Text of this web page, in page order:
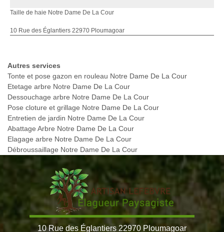
Taille de haie Notre Dame De La Cour
10 Rue des Églantiers 22970 Ploumagoar
Autres services
Tonte et pose gazon en rouleau Notre Dame De La Cour
Etetage arbre Notre Dame De La Cour
Dessouchage arbre Notre Dame De La Cour
Pose cloture et grillage Notre Dame De La Cour
Entretien de jardin Notre Dame De La Cour
Abattage Arbre Notre Dame De La Cour
Elagage arbre Notre Dame De La Cour
Débroussaillage Notre Dame De La Cour
10 Rue des Églantiers 22970 Ploumagoar